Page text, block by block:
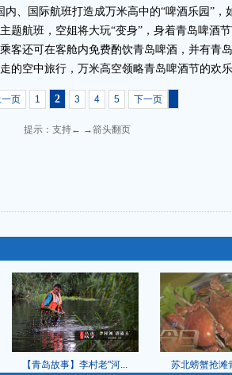
、国际航班打造成万米高中的“啤酒乐园”
题航班，空姐将大玩“变身”，身着青岛啤酒
客还可在客舱内免费酌饮青岛啤酒，并有青
空中旅行，万米高空领略青岛啤酒节的欢乐
页 1 2 3 4 5 下一页
提示：支持← →箭头翻页
【青岛故事】李村老"河... 苏北螃蟹抢滩